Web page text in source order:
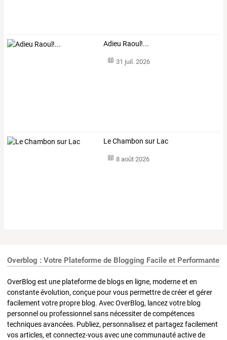
Adieu Raoul!...
31 juil. 2026
Le Chambon sur Lac
8 août 2026
Overblog : Votre Plateforme de Blogging Facile et Performante
OverBlog est une plateforme de blogs en ligne, moderne et en
constante évolution, conçue pour vous permettre de créer et gérer
facilement votre propre blog. Avec OverBlog, lancez votre blog
personnel ou professionnel sans nécessiter de compétences
techniques avancées. Publiez, personnalisez et partagez facilement
vos articles, et connectez-vous avec une communauté active de